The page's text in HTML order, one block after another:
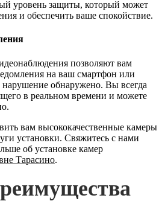
уровень защиты, который может
и обеспечить ваше спокойствие.
позволяют вам
на ваш смартфон или
нарушение обнаружено. Вы всегда
в реальном времени и можете
вам высококачественные камеры
установки. Свяжитесь с нами
об установке камер
Тарасино.